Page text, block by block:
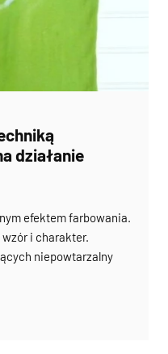
działanie
efektem farbowania.
i charakter.
niepowtarzalny